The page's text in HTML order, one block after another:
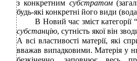
з конкретним субстратом
будь-які конкретні його види
В Новий час зміст категорії
субстанцію, сутність якої він
А всі властивості матерії, які
вважав випадковими. Матерія у